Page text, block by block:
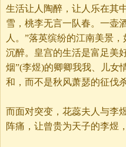
生活让人陶醉，让人乐在其
雪，桃李无言一队春。一壶
人。”落英缤纷的江南美景
沉醉。皇宫的生活是富足美
烟”(李煜)的卿卿我我、儿女
和，而不是秋风萧瑟的征伐杀
而面对突变，花蕊夫人与李
阵痛，让曾贵为天子的李煜